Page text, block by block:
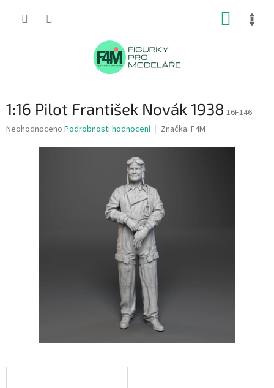
1:16 Pilot František Novák 1938 16F146
Průměrné
Neohodnoceno Podrobnosti hodnocení Značka: F4M